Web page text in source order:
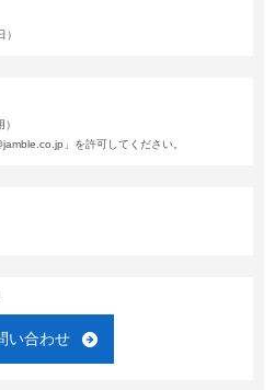
」を許可してください。
い合わせ